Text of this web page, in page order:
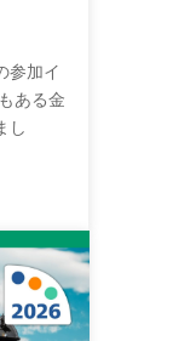
参加イ
ある金
し